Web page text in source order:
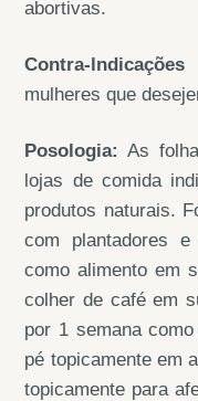
abortivas.
Contra-
mulheres que
Posologia: As
lojas de comida
produtos naturais.
com plantadores
como alimento em
colher de café em
por 1 semana
pé topicamente em
topicamente para